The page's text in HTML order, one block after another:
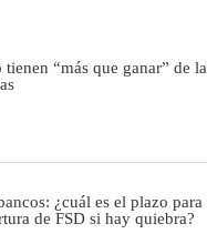
tienen “más que ganar” de la
¿cuál es el plazo para
de FSD si hay quiebra?